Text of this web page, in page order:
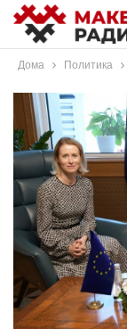
Дома Политика